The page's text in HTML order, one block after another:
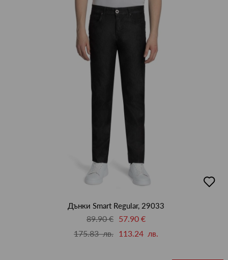
в
Дънки Smart Regular, 29033
89.90 € 57.90 €
175.83 лв. 113.24 лв.